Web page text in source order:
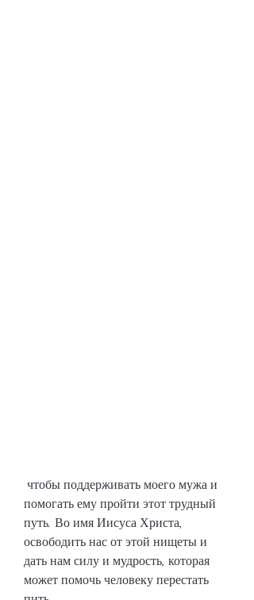
помогать ему пройти этот трудный
путь. Во имя Иисуса Христа,
освободить нас от этой нищеты и
дать нам силу и мудрость, которая
может помочь человеку перестать